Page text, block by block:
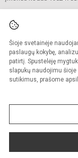
Šioje svetainėje
paslaugų kokybę,
patirtį. Spustelėję
slapukų naudojimu
sutikimus, prašome
© 2020. Alytaus r.
Kopijuoti turinį be
Sumanus būdas